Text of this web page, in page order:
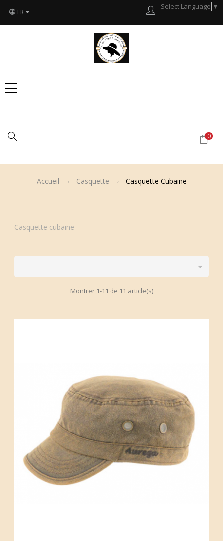
FR
Select Language ▼
0
Chercher
Accueil Casquette Casquette Cubaine
Casquette cubaine

Montrer 1-11 de 11 article(s)